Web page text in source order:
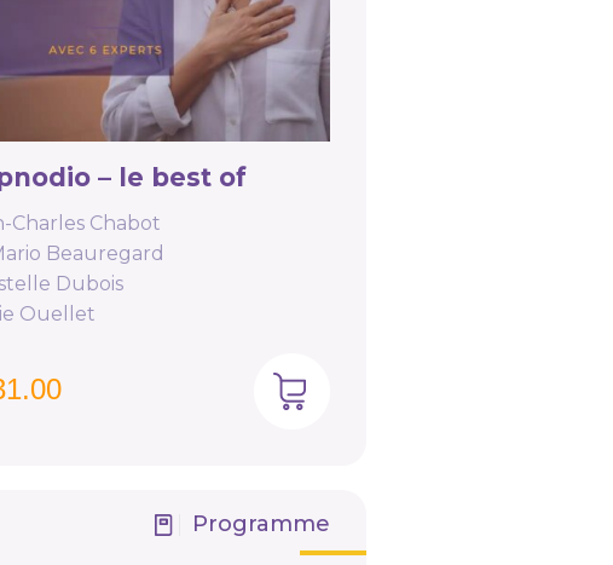
– le best of
Charles Chabot
Beauregard
Dubois
Ouellet
Programme